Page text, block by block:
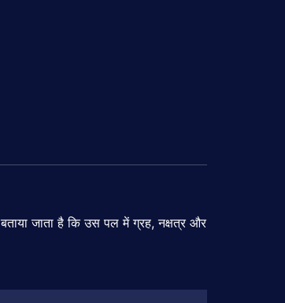
बतायाजाताहैकिउसपलमेंग्रह,नक्षत्र और